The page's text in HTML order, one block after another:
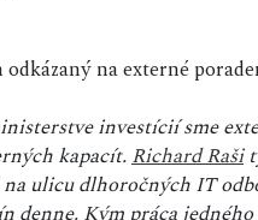
na externé
investícií sme
kapacít.Richard Raši
ulicu dlhoročných IT